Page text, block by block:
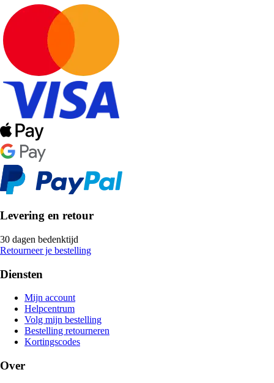
Levering en retour
30 dagen bedenktijd
Retourneer je bestelling
Diensten
Mijn account
Helpcentrum
Volg mijn bestelling
Bestelling retourneren
Kortingscodes
Over